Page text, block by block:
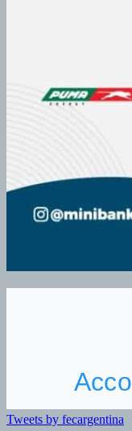
Tweets by fecargentina